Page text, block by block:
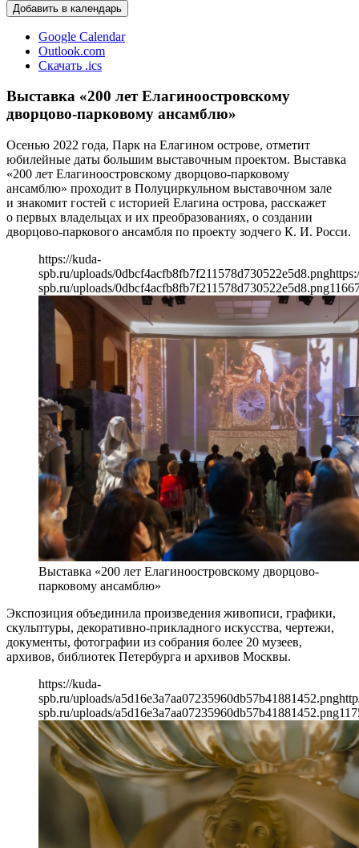
Добавить в календарь
Google Calendar
Outlook.com
Скачать .ics
Выставка «200 лет Елагиноостровскому
дворцово-парковому ансамблю»
Осенью 2022 года, Парк на Елагином острове, отметит
юбилейные даты большим выставочным проектом. Выставка
«200 лет Елагиноостровскому дворцово-парковому
ансамблю» проходит в Полуциркульном выставочном зале
и знакомит гостей с историей Елагина острова, расскажет
о первых владельцах и их преобразованиях, о создании
дворцово-паркового ансамбля по проекту зодчего К. И. Росси.
https://kuda-
spb.ru/uploads/0dbcf4acfb8fb7f211578d730522e5d8.png
spb.ru/uploads/0dbcf4acfb8fb7f211578d730522e5d8.png1166
Выставка «200 лет Елагиноостровскому дворцово-
парковому ансамблю»
Экспозиция объединила произведения живописи, графики,
скульптуры, декоративно-прикладного искусства, чертежи,
документы, фотографии из собрания более 20 музеев,
архивов, библиотек Петербурга и архивов Москвы.
https://kuda-
spb.ru/uploads/a5d16e3a7aa07235960db57b41881452.png
spb.ru/uploads/a5d16e3a7aa07235960db57b41881452.png